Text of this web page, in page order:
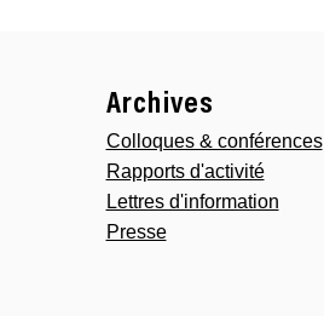
Archives
Colloques & conférences
Rapports d'activité
Lettres d'information
Presse